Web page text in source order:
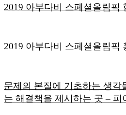
2019 아부다비 스페셜올림픽
2019 아부다비 스페셜올림픽
문제의 본질에 기초하는 생각
는 해결책을 제시하는 곳 –